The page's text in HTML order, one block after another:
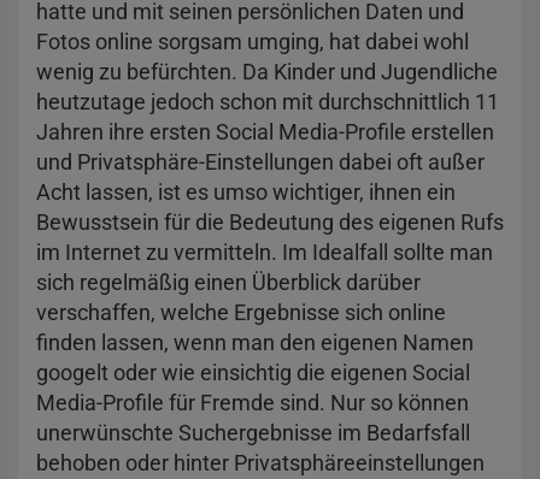
hatte und mit seinen persönlichen Daten und
Fotos online sorgsam umging, hat dabei wohl
wenig zu befürchten. Da Kinder und Jugendliche
heutzutage jedoch schon mit durchschnittlich 11
Jahren ihre ersten Social Media-Profile erstellen
und Privatsphäre-Einstellungen dabei oft außer
Acht lassen, ist es umso wichtiger, ihnen ein
Bewusstsein für die Bedeutung des eigenen Rufs
im Internet zu vermitteln. Im Idealfall sollte man
sich regelmäßig einen Überblick darüber
verschaffen, welche Ergebnisse sich online
finden lassen, wenn man den eigenen Namen
googelt oder wie einsichtig die eigenen Social
Media-Profile für Fremde sind. Nur so können
unerwünschte Suchergebnisse im Bedarfsfall
behoben oder hinter Privatsphäreeinstellungen